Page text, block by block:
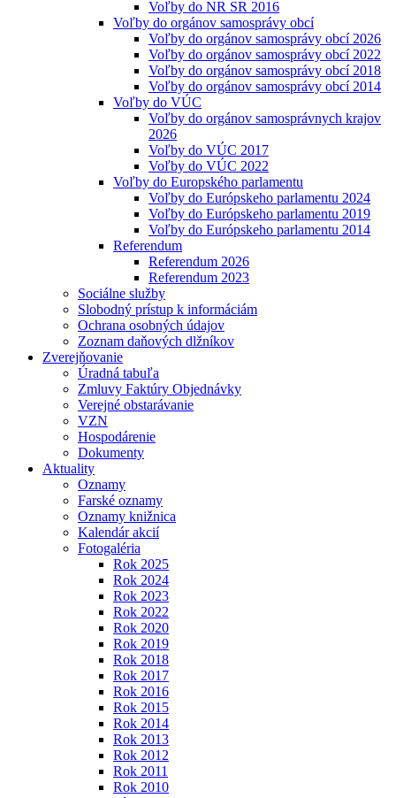
Voľby do NR SR 2016
Voľby do orgánov samosprávy obcí
Voľby do orgánov samosprávy obcí 2026
Voľby do orgánov samosprávy obcí 2022
Voľby do orgánov samosprávy obcí 2018
Voľby do orgánov samosprávy obcí 2014
Voľby do VÚC
Voľby do orgánov samosprávnych krajov
2026
Voľby do VÚC 2017
Voľby do VÚC 2022
Voľby do Europského parlamentu
Voľby do Európskeho parlamentu 2024
Voľby do Európskeho parlamentu 2019
Voľby do Európskeho parlamentu 2014
Referendum
Referendum 2026
Referendum 2023
Sociálne služby
Slobodný prístup k informáciám
Ochrana osobných údajov
Zoznam daňových dlžníkov
Zverejňovanie
Úradná tabuľa
Zmluvy Faktúry Objednávky
Verejné obstarávanie
VZN
Hospodárenie
Dokumenty
Aktuality
Oznamy
Farské oznamy
Oznamy knižnica
Kalendár akcií
Fotogaléria
Rok 2025
Rok 2024
Rok 2023
Rok 2022
Rok 2020
Rok 2019
Rok 2018
Rok 2017
Rok 2016
Rok 2015
Rok 2014
Rok 2013
Rok 2012
Rok 2011
Rok 2010